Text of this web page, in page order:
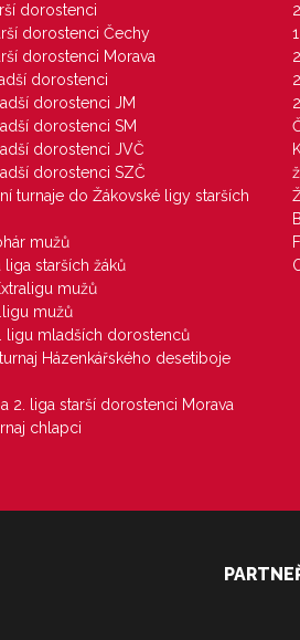
dorostenci
dorostenci Čechy
dorostenci Morava
dorostenci
dorostenci JM
dorostenci SM
dorostenci JVČ
dorostenci SZČ
turnaje do Žákovské ligy starších
mužů
liga starších žáků
mužů
mužů
ligu mladších dorostenců
Házenkářského desetiboje
2. liga starší dorostenci Morava
chlapci